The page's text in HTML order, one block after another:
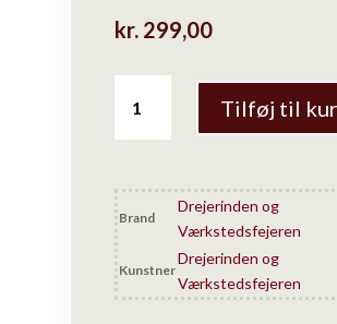
kr.299,00
Værkstedsfejeren
Lysestage
-
Stor
-
naturtræsorter
Tilføj til
Brand
Drejerinden og
Værkstedsfejeren
Kunstner
Drejerinden og
Værkstedsfejeren